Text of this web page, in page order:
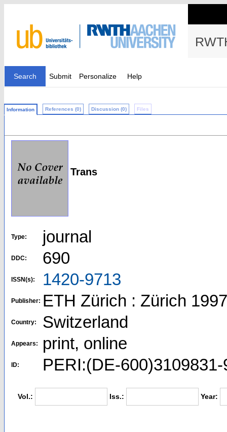
Search Submit Personalize Help
Information References (0) Discussion (0) Files
Trans
Type: journal
DDC: 690
ISSN(s): 1420-9713
Publisher: ETH Zürich : Zürich
Country: Switzerland
Appears: print, online
ID: PERI:(DE-600)3109831-
Vol.: Iss.: Year: